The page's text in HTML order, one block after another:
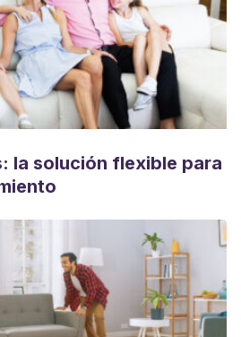
la solución flexible para